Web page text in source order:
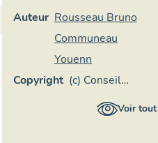
Auteur Rousseau Bruno
Communeau
Youenn
Copyright (c) Conseil
départementalVoir tout